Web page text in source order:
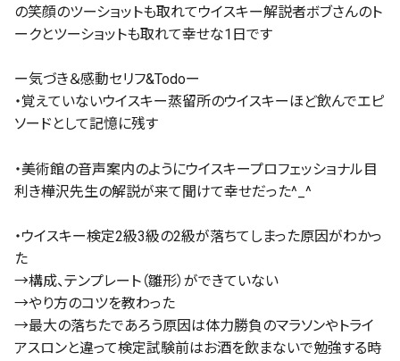
の笑顔のツーショットも取れてウイスキー解説者ボブさんのト
ークとツーショットも取れて幸せな1日です
ー気づき＆感動セリフ&Todoー
・覚えていないウイスキー蒸留所のウイスキーほど飲んでエピ
ソードとして記憶に残す
・美術館の音声案内のようにウイスキープロフェッショナル目
利き樺沢先生の解説が来て聞けて幸せだった^_^
・ウイスキー検定2級3級の2級が落ちてしまった原因がわかっ
た
→構成、テンプレート（雛形）ができていない
→やり方のコツを教わった
→最大の落ちたであろう原因は体力勝負のマラソンやトライ
アスロンと違って検定試験前はお酒を飲まないで勉強する時